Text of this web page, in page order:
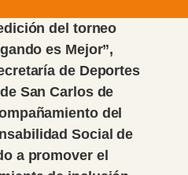
del torneo
es Mejor”,
de Deportes
San Carlos de
del
Social de
a promover el